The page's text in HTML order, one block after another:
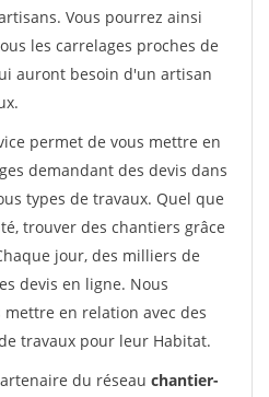
Vous pourrez ainsi
les carrelages proches de
auront besoin d'un artisan
permet de vous mettre en
demandant des devis dans
types de travaux. Quel que
trouver des chantiers grâce
jour, des milliers de
devis en ligne. Nous
en relation avec des
travaux pour leur Habitat.
du réseau chantier-